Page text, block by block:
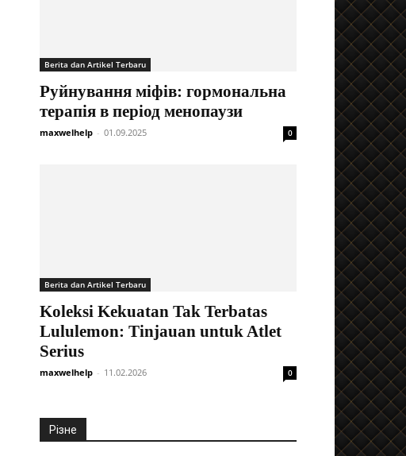
Berita dan Artikel Terbaru
Руйнування міфів: гормональна
терапія в період менопаузи
maxwelhelp - 01.09.2025 0
Berita dan Artikel Terbaru
Koleksi Kekuatan Tak Terbatas
Lululemon: Tinjauan untuk Atlet
Serius
maxwelhelp - 11.02.2026 0
Різне